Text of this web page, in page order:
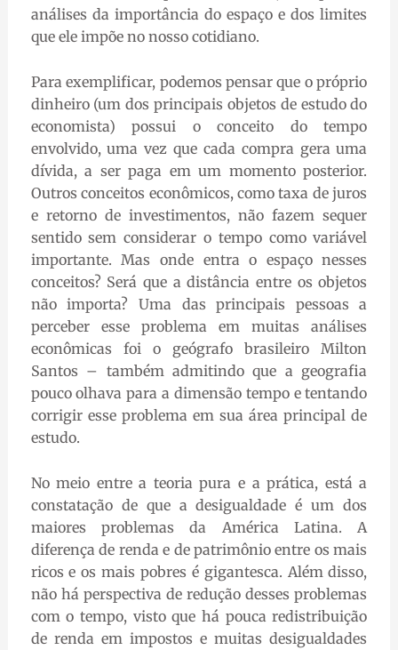
análises da importância do espaço e dos limites
que ele impõe no nosso cotidiano.
Para exemplificar, podemos pensar que o próprio
dinheiro (um dos principais objetos de estudo do
economista) possui o conceito do tempo
envolvido, uma vez que cada compra gera uma
dívida, a ser paga em um momento posterior.
Outros conceitos econômicos, como taxa de juros
e retorno de investimentos, não fazem sequer
sentido sem considerar o tempo como variável
importante. Mas onde entra o espaço nesses
conceitos? Será que a distância entre os objetos
não importa? Uma das principais pessoas a
perceber esse problema em muitas análises
econômicas foi o geógrafo brasileiro Milton
Santos – também admitindo que a geografia
pouco olhava para a dimensão tempo e tentando
corrigir esse problema em sua área principal de
estudo.
No meio entre a teoria pura e a prática, está a
constatação de que a desigualdade é um dos
maiores problemas da América Latina. A
diferença de renda e de patrimônio entre os mais
ricos e os mais pobres é gigantesca. Além disso,
não há perspectiva de redução desses problemas
com o tempo, visto que há pouca redistribuição
de renda em impostos e muitas desigualdades